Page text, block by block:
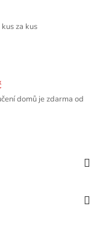
za kus
domů je zdarma od